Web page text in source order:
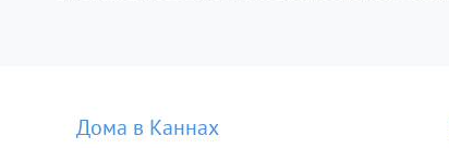
Дома в Каннах